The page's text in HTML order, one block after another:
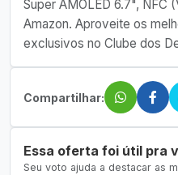
Super AMOLED 6.7", NFC
Amazon. Aproveite os
exclusivos no Clube dos
Compartilhar:
Essa oferta foi útil pra
Seu voto ajuda a destacar as